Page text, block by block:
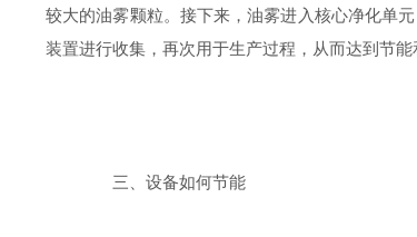
较大的油雾颗粒。接下来，油雾进入核心净化单
装置进行收集，再次用于生产过程，从而达到节能
三、设备如何节能